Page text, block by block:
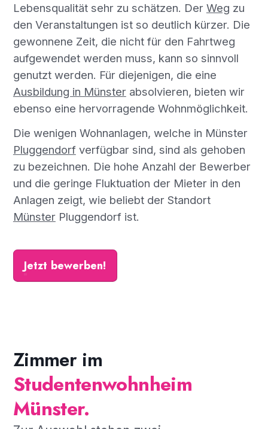
Lebensqualität sehr zu schätzen. Der Weg zu
den Veranstaltungen ist so deutlich kürzer. Die
gewonnene Zeit, die nicht für den Fahrtweg
aufgewendet werden muss, kann so sinnvoll
genutzt werden. Für diejenigen, die eine
Ausbildung in Münsterabsolvieren, bieten wir
ebenso eine hervorragende Wohnmöglichkeit.
Die wenigen Wohnanlagen, welche in Münster
Pluggendorfverfügbar sind, sind als gehoben
zu bezeichnen. Die hohe Anzahl der Bewerber
und die geringe Fluktuation der Mieter in den
Anlagen zeigt, wie beliebt der Standort
MünsterPluggendorf ist.
Jetzt bewerben!
Zimmer im
Studentenwohnheim
Münster.